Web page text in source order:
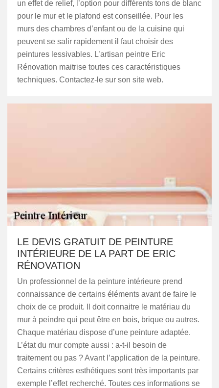
un effet de relief, l’option pour différents tons de blanc
pour le mur et le plafond est conseillée. Pour les
murs des chambres d’enfant ou de la cuisine qui
peuvent se salir rapidement il faut choisir des
peintures lessivables. L’artisan peintre Eric
Rénovation maitrise toutes ces caractéristiques
techniques. Contactez-le sur son site web.
LE DEVIS GRATUIT DE PEINTURE
INTÉRIEURE DE LA PART DE ERIC
RÉNOVATION
Un professionnel de la peinture intérieure prend
connaissance de certains éléments avant de faire le
choix de ce produit. Il doit connaitre le matériau du
mur à peindre qui peut être en bois, brique ou autres.
Chaque matériau dispose d’une peinture adaptée.
L’état du mur compte aussi : a-t-il besoin de
traitement ou pas ? Avant l’application de la peinture.
Certains critères esthétiques sont très importants par
exemple l’effet recherché. Toutes ces informations se